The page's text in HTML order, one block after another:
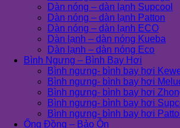
Dàn nóng – dàn lạnh Supcool
Dàn nóng – dàn lạnh Patton
Dàn nóng – dàn lạnh ECO
Dàn lạnh – dàn nóng Kueba
Dàn lạnh – dàn nóng Eco
Bình Ngưng – Bình Bay Hơi
Bình ngưng- bình bay hơi
Bình ngưng- bình bay hơi
Bình ngưng- bình bay hơi
Bình ngưng- bình bay hơi
Bình ngưng- bình bay hơi
Ống Đồng – Bảo Ôn